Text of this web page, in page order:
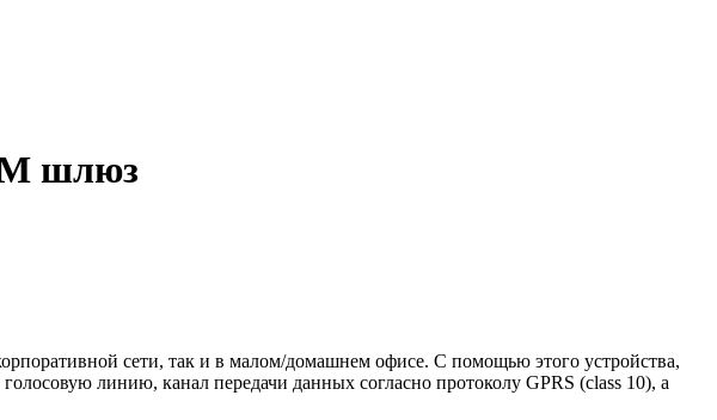
шлюз
сети, так и в малом/домашнем офисе. С помощью этого устройства,
линию, канал передачи данных согласно протоколу GPRS (class 10), а